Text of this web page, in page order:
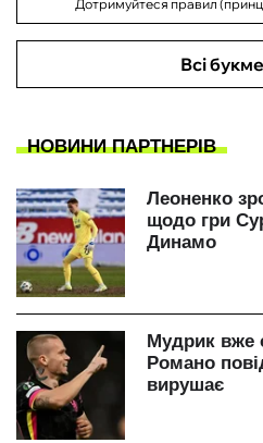
Дотримуйтеся правил
Всі